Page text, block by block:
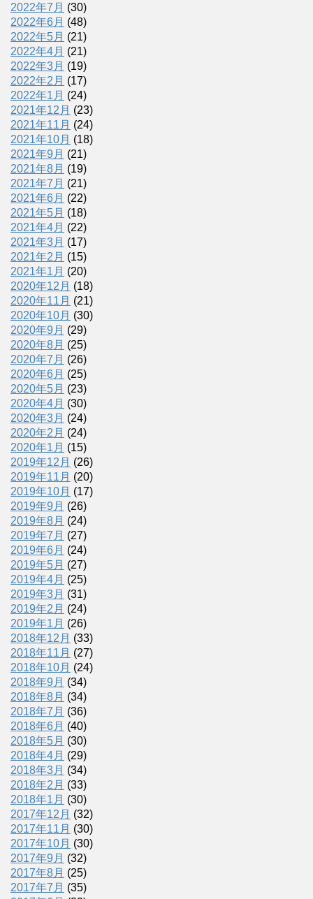
2022年7月 (30)
2022年6月 (48)
2022年5月 (21)
2022年4月 (21)
2022年3月 (19)
2022年2月 (17)
2022年1月 (24)
2021年12月 (23)
2021年11月 (24)
2021年10月 (18)
2021年9月 (21)
2021年8月 (19)
2021年7月 (21)
2021年6月 (22)
2021年5月 (18)
2021年4月 (22)
2021年3月 (17)
2021年2月 (15)
2021年1月 (20)
2020年12月 (18)
2020年11月 (21)
2020年10月 (30)
2020年9月 (29)
2020年8月 (25)
2020年7月 (26)
2020年6月 (25)
2020年5月 (23)
2020年4月 (30)
2020年3月 (24)
2020年2月 (24)
2020年1月 (15)
2019年12月 (26)
2019年11月 (20)
2019年10月 (17)
2019年9月 (26)
2019年8月 (24)
2019年7月 (27)
2019年6月 (24)
2019年5月 (27)
2019年4月 (25)
2019年3月 (31)
2019年2月 (24)
2019年1月 (26)
2018年12月 (33)
2018年11月 (27)
2018年10月 (24)
2018年9月 (34)
2018年8月 (34)
2018年7月 (36)
2018年6月 (40)
2018年5月 (30)
2018年4月 (29)
2018年3月 (34)
2018年2月 (33)
2018年1月 (30)
2017年12月 (32)
2017年11月 (30)
2017年10月 (30)
2017年9月 (32)
2017年8月 (25)
2017年7月 (35)